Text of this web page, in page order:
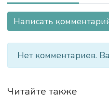
Написать
Нет комментариев.
Читайте также